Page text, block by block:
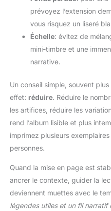
prévoyez l’extension
vous risquez un liseré
Échelle: évitez de
mini-timbre et une
narrative.
Un conseil simple, souvent
effet: réduire. Réduire le
les artifices, réduire les
rend l’album lisible et plus
imprimez plusieurs
personnes.
Quand la mise en page est
ancrer le contexte, guider la
deviennent muettes avec le
légendes utiles et un fil narratif